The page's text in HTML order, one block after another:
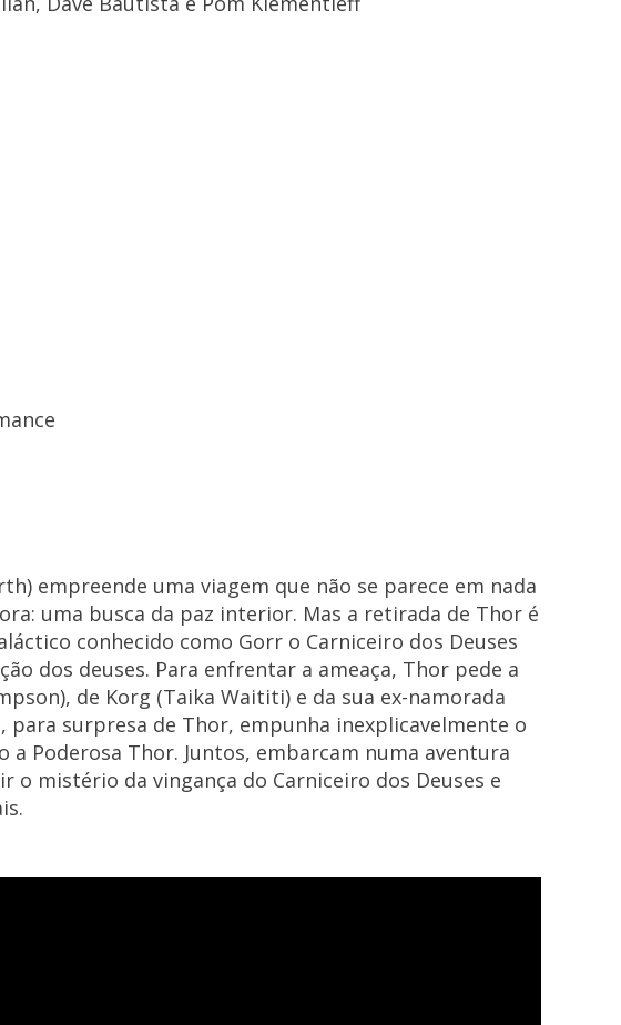
empreende uma viagem que não se parece em nada
uma busca da paz interior. Mas a retirada de Thor é
conhecido como Gorr o Carniceiro dos Deuses
dos deuses. Para enfrentar a ameaça, Thor pede a
de Korg (Taika Waititi) e da sua ex-namorada
para surpresa de Thor, empunha inexplicavelmente o
Poderosa Thor. Juntos, embarcam numa aventura
o mistério da vingança do Carniceiro dos Deuses e